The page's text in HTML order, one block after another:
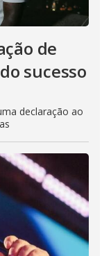
de
sucesso
declaração ao